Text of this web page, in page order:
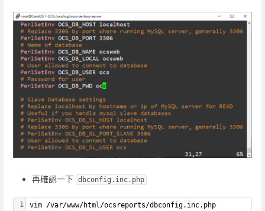
再確認一下 dbconfig.inc.php
1
vim /var/www/html/ocsreports/dbconfig.inc.php